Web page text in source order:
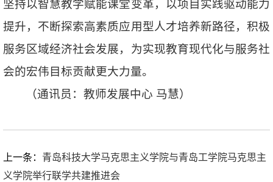
坚持以智慧教学赋能课堂变革，以项目实践驱动能力
提升，不断探索高素质应用型人才培养新路径，积极
服务区域经济社会发展，为实现教育现代化与服务社
会的宏伟目标贡献更大力量。
（通讯员：教师发展中心 马慧）
上一条： 青岛科技大学马克思主义学院与青岛工学院马克思主
义学院举行联学共建推进会